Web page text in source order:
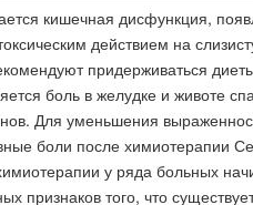
кишечная дисфункция,
действием на
придерживаться
боль в желудке и животе
Для уменьшения
боли после химиотерапии
у ряда больных
признаков того, что